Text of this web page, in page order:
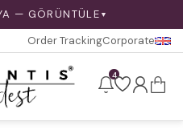
— GÖRÜNTÜLE ▼
Order TrackingCorporate
4